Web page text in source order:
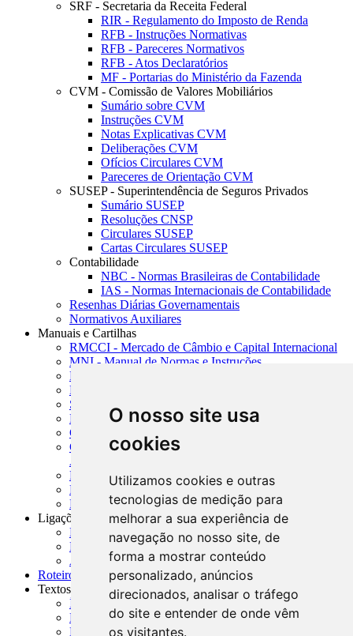
O nosso site usa
cookies
Utilizamos cookies e outras
tecnologias de medição para
melhorar a sua experiência de
navegação no nosso site, de
forma a mostrar conteúdo
personalizado, anúncios
direcionados, analisar o tráfego
do site e entender de onde vêm
os visitantes.
SRF - Secretaria da Receita Federal
RIR - Regulamento do Imposto de Renda
RFB - Instruções Normativas
RFB - Pareceres Normativos
RFB - Atos Declaratórios
MF - Portarias do Ministério da Fazenda
CVM - Comissão de Valores Mobiliários
Sumário sobre CVM
Instruções CVM
Notas Explicativas CVM
Deliberações CVM
Ofícios Circulares CVM
Pareceres de Orientação CVM
SUSEP - Superintendência de Seguros Privados
Sumário SUSEP
Resoluções CNSP
Circulares SUSEP
Cartas Circulares SUSEP
Contabilidade
NBC - Normas Brasileiras de Contabilidade
IAS - Normas Internacionais de Contabilidade
Resenhas Diárias Governamentais
Normativos Auxiliares
Manuais e Cartilhas
RMCCI - Mercado de Câmbio e Capital Internacional
MNI - Manual de Normas e Instruções
MTVM - Manual de Títulos e Valores Mobiliários
MCR - Manual de Crédito Rural
SISORF - Manual de Organização do SFN
MASUP - Manual de Supervisão Bancária
CADOC - Catálogo de Documentos
CNAE-CONCLA - Classificação Nacional de
Atividades Econômicas
PMF - Cartilhas do BCB
Manuais Auxiliares do BCB e Cosif-e
Resenhas Diárias Governamentais
Ligações Externas
Links Úteis
Presidência da República
Agências Nacionais Reguladoras
Roteiros para Estudos
Textos
Índice de Textos
Editorial
Monografias